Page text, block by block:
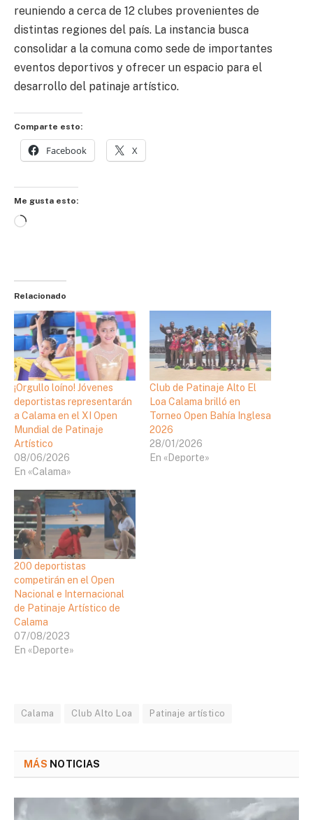
reuniendo a cerca de 12 clubes provenientes de
distintas regiones del país. La instancia busca
consolidar a la comuna como sede de importantes
eventos deportivos y ofrecer un espacio para el
desarrollo del patinaje artístico.
Comparte esto:
Facebook X
Me gusta esto:
Cargando...
Relacionado
¡Orgullo loíno! Jóvenes
deportistas representarán
a Calama en el XI Open
Mundial de Patinaje
Artístico
08/06/2026
En «Calama»
Club de Patinaje Alto El
Loa Calama brilló en
Torneo Open Bahía Inglesa
2026
28/01/2026
En «Deporte»
200 deportistas
competirán en el Open
Nacional e Internacional
de Patinaje Artístico de
Calama
07/08/2023
En «Deporte»
Calama Club Alto Loa Patinaje artístico
MÁS NOTICIAS